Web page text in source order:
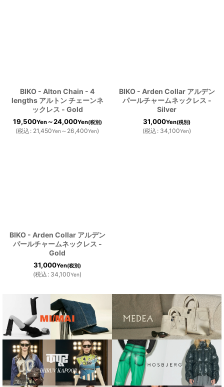
BIKO - Alton Chain - 4
lengths アルトン チェーンネ
ックレス - Gold
19,500Yen～24,000Yen(税別)
(税込 : 21,450Yen～26,400Yen)
BIKO - Arden Collar アルデン
パールチャームネックレス -
Silver
31,000Yen(税別)
(税込 : 34,100Yen)
BIKO - Arden Collar アルデン
パールチャームネックレス -
Gold
31,000Yen(税別)
(税込 : 34,100Yen)